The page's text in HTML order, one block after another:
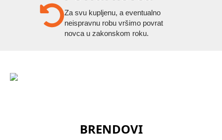
Za svu kupljenu, a eventualno
neispravnu robu vršimo povrat
novca u zakonskom roku.
BRENDOVI